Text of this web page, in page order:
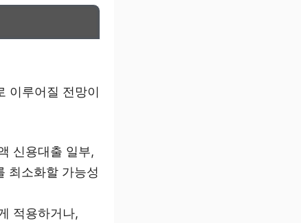
이루어질 전망이
신용대출 일부,
최소화할 가능성
적용하거나,